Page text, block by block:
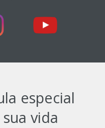
especial
vida